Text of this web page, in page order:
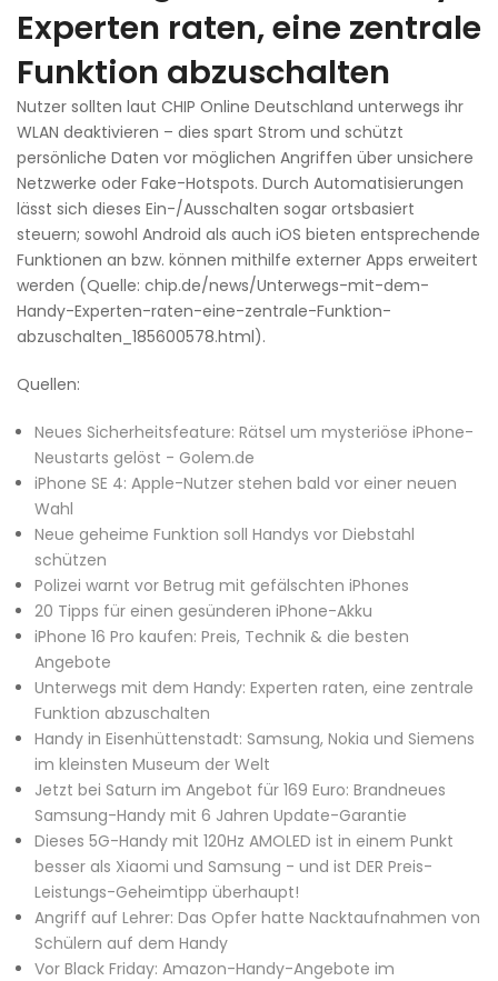
Experten raten, eine zentrale
Funktion abzuschalten
Nutzer sollten laut CHIP Online Deutschland unterwegs ihr
WLAN deaktivieren – dies spart Strom und schützt
persönliche Daten vor möglichen Angriffen über unsichere
Netzwerke oder Fake-Hotspots. Durch Automatisierungen
lässt sich dieses Ein-/Ausschalten sogar ortsbasiert
steuern; sowohl Android als auch iOS bieten entsprechende
Funktionen an bzw. können mithilfe externer Apps erweitert
werden (Quelle: chip.de/news/Unterwegs-mit-dem-
Handy-Experten-raten-eine-zentrale-Funktion-
abzuschalten_185600578.html).
Quellen:
Neues Sicherheitsfeature: Rätsel um mysteriöse iPhone-
Neustarts gelöst - Golem.de
iPhone SE 4: Apple-Nutzer stehen bald vor einer neuen
Wahl
Neue geheime Funktion soll Handys vor Diebstahl
schützen
Polizei warnt vor Betrug mit gefälschten iPhones
20 Tipps für einen gesünderen iPhone-Akku
iPhone 16 Pro kaufen: Preis, Technik & die besten
Angebote
Unterwegs mit dem Handy: Experten raten, eine zentrale
Funktion abzuschalten
Handy in Eisenhüttenstadt: Samsung, Nokia und Siemens
im kleinsten Museum der Welt
Jetzt bei Saturn im Angebot für 169 Euro: Brandneues
Samsung-Handy mit 6 Jahren Update-Garantie
Dieses 5G-Handy mit 120Hz AMOLED ist in einem Punkt
besser als Xiaomi und Samsung - und ist DER Preis-
Leistungs-Geheimtipp überhaupt!
Angriff auf Lehrer: Das Opfer hatte Nacktaufnahmen von
Schülern auf dem Handy
Vor Black Friday: Amazon-Handy-Angebote im